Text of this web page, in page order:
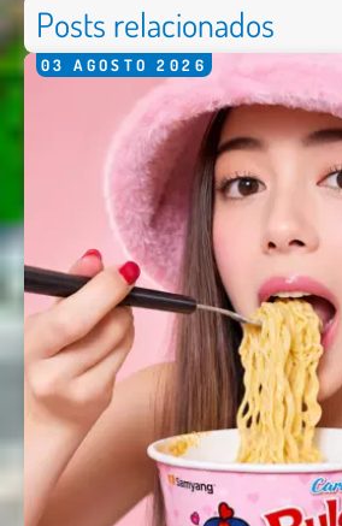
Posts relacionados
03 AGOSTO 2026